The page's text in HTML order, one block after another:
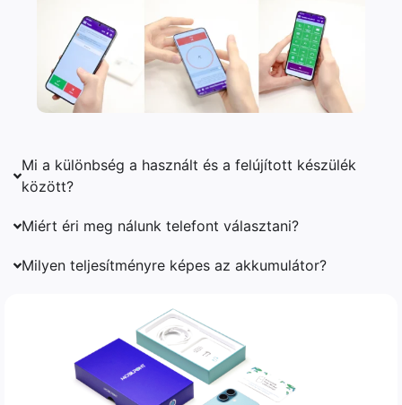
Mi a különbség a használt és a felújított készülék
között?
Miért éri meg nálunk telefont választani?
Milyen teljesítményre képes az akkumulátor?